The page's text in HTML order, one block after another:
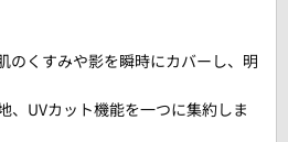
のくすみや影を瞬時にカバーし、明
、UVカット機能を一つに集約しま